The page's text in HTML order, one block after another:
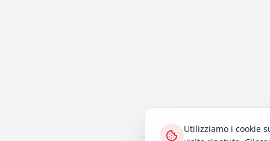
Utilizziamo i cookie